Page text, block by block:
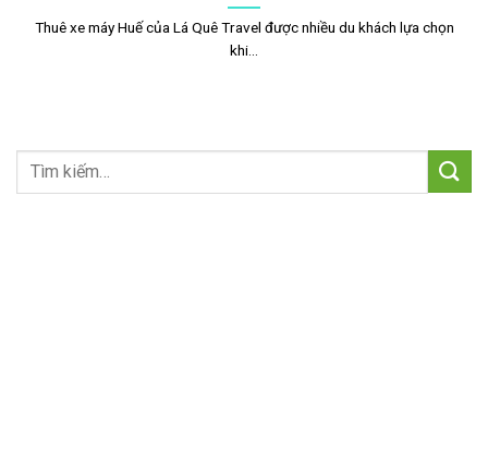
Thuê xe máy Huế của Lá Quê Travel được nhiều du khách lựa chọn
khi...